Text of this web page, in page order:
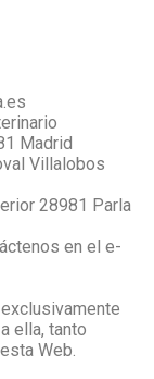
Madrid
Villalobos
28981 Parla
en el e-
ella, tanto
Web.